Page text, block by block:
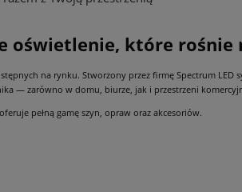
oświetlenie, które
na rynku. Stworzony przez firmę Spectrum LED
— zarówno w domu, biurze, jak i przestrzeni
pełną gamę szyn, opraw oraz akcesoriów.